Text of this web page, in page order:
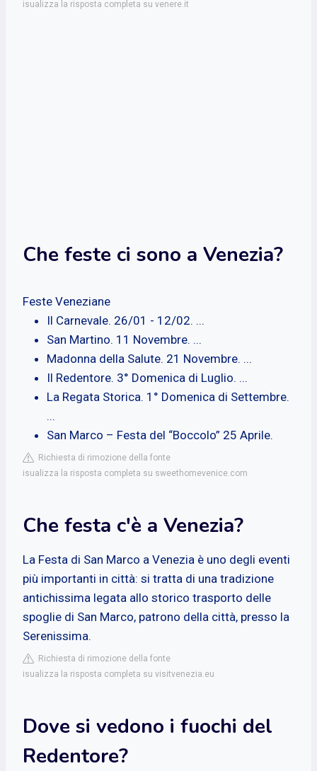
isualizza la risposta completa su venere.it
Che feste ci sono a Venezia?
Feste Veneziane
Il Carnevale. 26/01 - 12/02. ...
San Martino. 11 Novembre. ...
Madonna della Salute. 21 Novembre. ...
Il Redentore. 3° Domenica di Luglio. ...
La Regata Storica. 1° Domenica di Settembre.
...
San Marco – Festa del “Boccolo” 25 Aprile.
Richiesta di rimozione della fonte
isualizza la risposta completa su sweethomevenice.com
Che festa c'è a Venezia?
La Festa di San Marco a Venezia è uno degli eventi
più importanti in città: si tratta di una tradizione
antichissima legata allo storico trasporto delle
spoglie di San Marco, patrono della città, presso la
Serenissima.
Richiesta di rimozione della fonte
isualizza la risposta completa su visitvenezia.eu
Dove si vedono i fuochi del
Redentore?